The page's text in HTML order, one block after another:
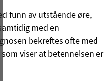
funn av utstående øre,
med en
bekreftes ofte med
som viser at betennelsen er